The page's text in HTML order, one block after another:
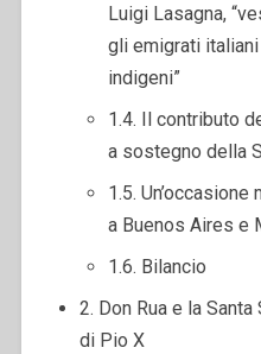
Luigi Lasagna,
gli emigrati
indigeni”
1.4. Il contributo
a sostegno della
1.5.
a Buenos Aires e
1.6. Bilancio
2. Don Rua e la
di Pio X